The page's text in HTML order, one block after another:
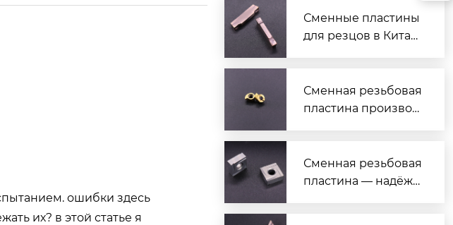
ошибки здесь
их? в этой статье я
Сменные пластины
для резцов в Китае
Сменная резьбовая
пластина производ
ной обработки
Сменная резьбовая
пластина — надёжн